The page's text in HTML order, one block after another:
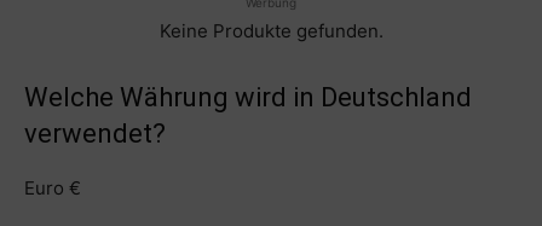
Keine Produkte gefunden.
Welche Währung wird in Deutschland
verwendet?
Euro €